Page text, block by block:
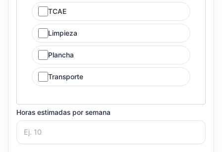
TCAE
Limpieza
Plancha
Transporte
Horas estimadas por semana